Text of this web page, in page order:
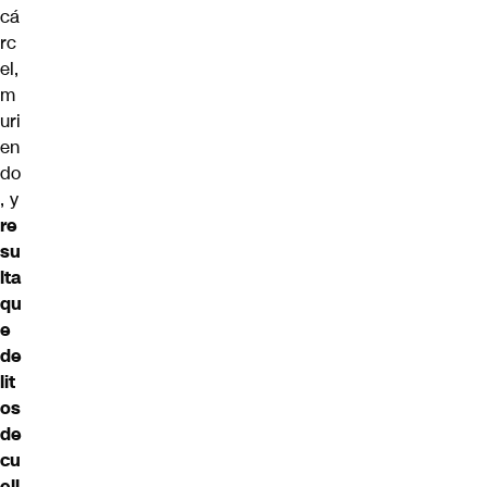
cá
rc
el,
m
uri
en
do
, y
re
su
lta
qu
e
de
lit
os
de
cu